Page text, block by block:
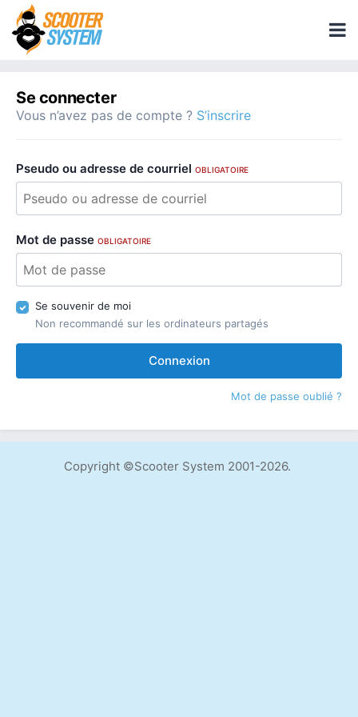
Se connecter
Vous n’avez pas de compte ? S’inscrire
Pseudo ou adresse de courriel OBLIGATOIRE
Mot de passe OBLIGATOIRE
Se souvenir de moi
Non recommandé sur les ordinateurs partagés
Connexion
Mot de passe oublié ?
Copyright ©Scooter System 2001-2026.